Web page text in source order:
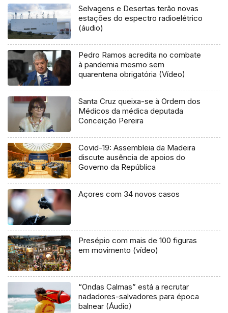
Selvagens e Desertas terão novas
estações do espectro radioelétrico
(áudio)
Pedro Ramos acredita no combate
à pandemia mesmo sem
quarentena obrigatória (Vídeo)
Santa Cruz queixa-se à Ordem dos
Médicos da médica deputada
Conceição Pereira
Covid-19: Assembleia da Madeira
discute ausência de apoios do
Governo da República
Açores com 34 novos casos
Presépio com mais de 100 figuras
em movimento (vídeo)
“Ondas Calmas” está a recrutar
nadadores-salvadores para época
balnear (Áudio)